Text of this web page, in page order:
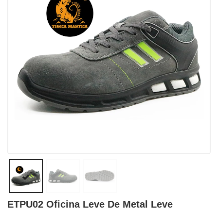
ETPU02 Oficina Leve De Metal Leve